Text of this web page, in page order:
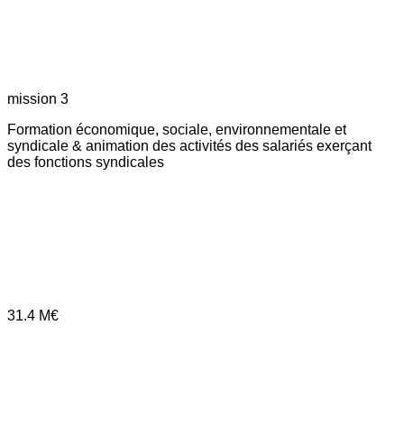
mission 3
Formation économique, sociale, environnementale et
syndicale & animation des activités des salariés exerçant
des fonctions syndicales
31.4 M€